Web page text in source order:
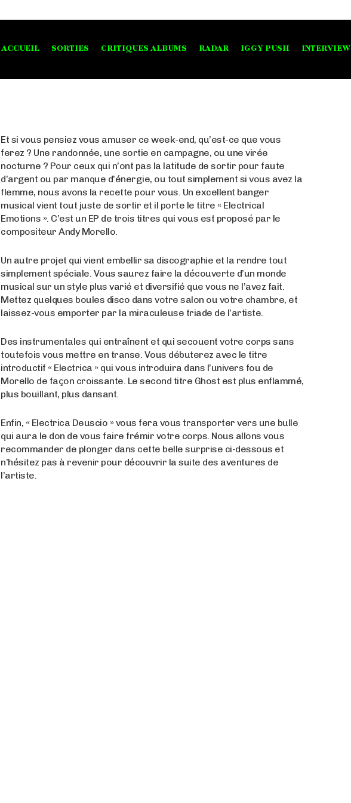
ACCUEIL SORTIES CRITIQUES ALBUMS RADAR IGGY PUSH INTERVIEW
Et si vous pensiez vous amuser ce week-end, qu’est-ce que vous
ferez ? Une randonnée, une sortie en campagne, ou une virée
nocturne ? Pour ceux qui n’ont pas la latitude de sortir pour faute
d’argent ou par manque d’énergie, ou tout simplement si vous avez la
flemme, nous avons la recette pour vous. Un excellent banger
musical vient tout juste de sortir et il porte le titre « Electrical
Emotions ». C’est un EP de trois titres qui vous est proposé par le
compositeur Andy Morello.
Un autre projet qui vient embellir sa discographie et la rendre tout
simplement spéciale. Vous saurez faire la découverte d’un monde
musical sur un style plus varié et diversifié que vous ne l’avez fait.
Mettez quelques boules disco dans votre salon ou votre chambre, et
laissez-vous emporter par la miraculeuse triade de l’artiste.
Des instrumentales qui entraînent et qui secouent votre corps sans
toutefois vous mettre en transe. Vous débuterez avec le titre
introductif « Electrica » qui vous introduira dans l’univers fou de
Morello de façon croissante. Le second titre Ghost est plus enflammé,
plus bouillant, plus dansant.
Enfin, « Electrica Deuscio » vous fera vous transporter vers une bulle
qui aura le don de vous faire frémir votre corps. Nous allons vous
recommander de plonger dans cette belle surprise ci-dessous et
n’hésitez pas à revenir pour découvrir la suite des aventures de
l’artiste.